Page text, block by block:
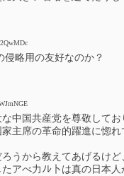
侵略用の友好なのか？
中国共産党を尊敬してお
主席の革命的躍進に惚れ
うから教えてあげるけ
アべ力ﾉﾚ卜は真の日本人